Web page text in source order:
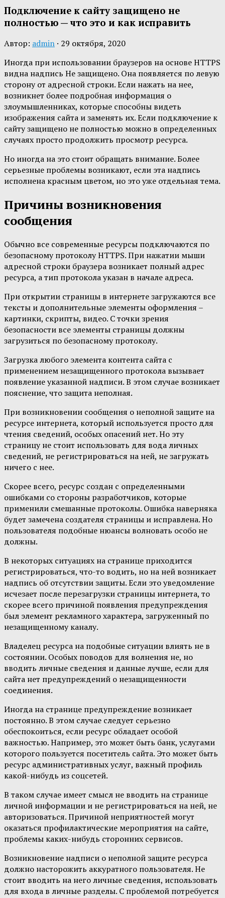
Подключение к сайту защищено не
полностью — что это и как исправить
Автор: admin · 29 октября, 2020
Иногда при использовании браузеров на основе HTTPS
видна надпись Не защищено. Она появляется по левую
сторону от адресной строки. Если нажать на нее,
возникнет более подробная информация о
злоумышленниках, которые способны видеть
изображения сайта и заменять их. Если подключение к
сайту защищено не полностью можно в определенных
случаях просто продолжить просмотр ресурса.
Но иногда на это стоит обращать внимание. Более
серьезные проблемы возникают, если эта надпись
исполнена красным цветом, но это уже отдельная тема.
Причины возникновения
сообщения
Обычно все современные ресурсы подключаются по
безопасному протоколу HTTPS. При нажатии мыши
адресной строки браузера возникает полный адрес
ресурса, а тип протокола указан в начале адреса.
При открытии страницы в интернете загружаются все
тексты и дополнительные элементы оформления –
картинки, скрипты, видео. С точки зрения
безопасности все элементы страницы должны
загрузиться по безопасному протоколу.
Загрузка любого элемента контента сайта с
применением незащищенного протокола вызывает
появление указанной надписи. В этом случае возникает
пояснение, что защита неполная.
При возникновении сообщения о неполной защите на
ресурсе интернета, который используется просто для
чтения сведений, особых опасений нет. Но эту
страницу не стоит использовать для вода личных
сведений, не регистрироваться на ней, не загружать
ничего с нее.
Скорее всего, ресурс создан с определенными
ошибками со стороны разработчиков, которые
применили смешанные протоколы. Ошибка наверняка
будет замечена создателя страницы и исправлена. Но
пользователя подобные нюансы волновать особо не
должны.
В некоторых ситуациях на странице приходится
регистрироваться, что-то водить, но на ней возникает
надпись об отсутствии защиты. Если это уведомление
исчезает после перезагрузки страницы интернета, то
скорее всего причиной появления предупреждения
был элемент рекламного характера, загруженный по
незащищенному каналу.
Владелец ресурса на подобные ситуации влиять не в
состоянии. Особых поводов для волнения не, но
вводить личные сведения и данные лучше, если для
сайта нет предупреждений о незащищенности
соединения.
Иногда на странице предупреждение возникает
постоянно. В этом случае следует серьезно
обеспокоиться, если ресурс обладает особой
важностью. Например, это может быть банк, услугами
которого пользуется посетитель сайта. Это может быть
ресурс административных услуг, важный профиль
какой-нибудь из соцсетей.
В таком случае имеет смысл не вводить на странице
личной информации и не регистрироваться на ней, не
авторизоваться. Причиной неприятностей могут
оказаться профилактические мероприятия на сайте,
проблемы каких-нибудь сторонних сервисов.
Возникновение надписи о неполной защите ресурса
должно насторожить аккуратного пользователя. Не
стоит вводить на него личные сведения, использовать
для входа в личные разделы. С проблемой потребуется